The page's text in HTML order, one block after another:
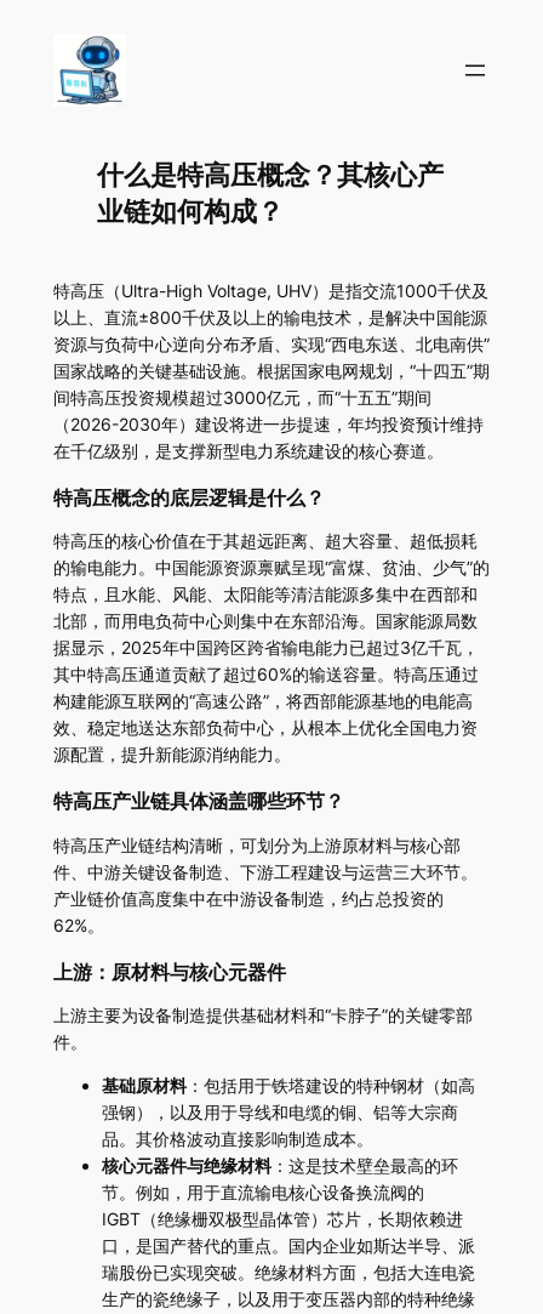
什么是特高压概念？其核心产
业链如何构成？
特高压（Ultra-High Voltage, UHV）是指交流1000千伏及
以上、直流±800千伏及以上的输电技术，是解决中国能源
资源与负荷中心逆向分布矛盾、实现“西电东送、北电南供”
国家战略的关键基础设施。根据国家电网规划，“十四五”期
间特高压投资规模超过3000亿元，而“十五五”期间
（2026-2030年）建设将进一步提速，年均投资预计维持
在千亿级别，是支撑新型电力系统建设的核心赛道。
特高压概念的底层逻辑是什么？
特高压的核心价值在于其超远距离、超大容量、超低损耗
的输电能力。中国能源资源禀赋呈现“富煤、贫油、少气”的
特点，且水能、风能、太阳能等清洁能源多集中在西部和
北部，而用电负荷中心则集中在东部沿海。国家能源局数
据显示，2025年中国跨区跨省输电能力已超过3亿千瓦，
其中特高压通道贡献了超过60%的输送容量。特高压通过
构建能源互联网的“高速公路”，将西部能源基地的电能高
效、稳定地送达东部负荷中心，从根本上优化全国电力资
源配置，提升新能源消纳能力。
特高压产业链具体涵盖哪些环节？
特高压产业链结构清晰，可划分为上游原材料与核心部
件、中游关键设备制造、下游工程建设与运营三大环节。
产业链价值高度集中在中游设备制造，约占总投资的
62%。
上游：原材料与核心元器件
上游主要为设备制造提供基础材料和“卡脖子”的关键零部
件。
基础原材料：包括用于铁塔建设的特种钢材（如高
强钢），以及用于导线和电缆的铜、铝等大宗商
品。其价格波动直接影响制造成本。
核心元器件与绝缘材料：这是技术壁垒最高的环
节。例如，用于直流输电核心设备换流阀的
IGBT（绝缘栅双极型晶体管）芯片，长期依赖进
口，是国产替代的重点。国内企业如斯达半导、派
瑞股份已实现突破。绝缘材料方面，包括大连电瓷
生产的瓷绝缘子，以及用于变压器内部的特种绝缘